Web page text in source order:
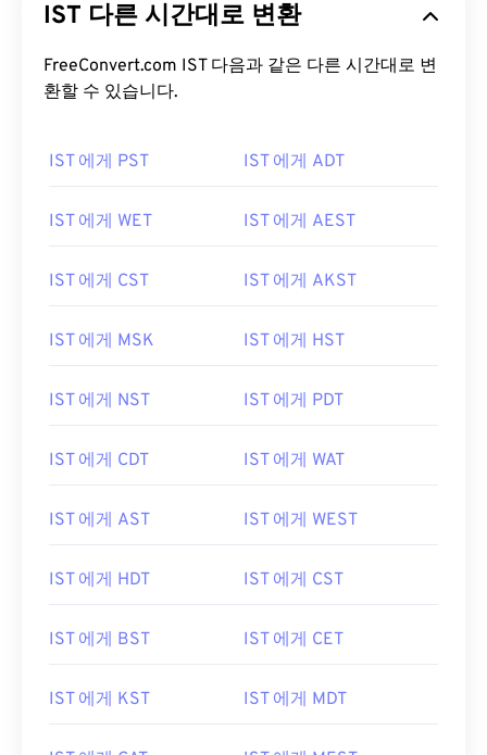
IST 다른 시간대로 변환
FreeConvert.com IST 다음과 같은 다른 시간대로 변
환할 수 있습니다.
IST 에게 PST IST 에게 ADT
IST 에게 WET IST 에게 AEST
IST 에게 CST IST 에게 AKST
IST 에게 MSK IST 에게 HST
IST 에게 NST IST 에게 PDT
IST 에게 CDT IST 에게 WAT
IST 에게 AST IST 에게 WEST
IST 에게 HDT IST 에게 CST
IST 에게 BST IST 에게 CET
IST 에게 KST IST 에게 MDT